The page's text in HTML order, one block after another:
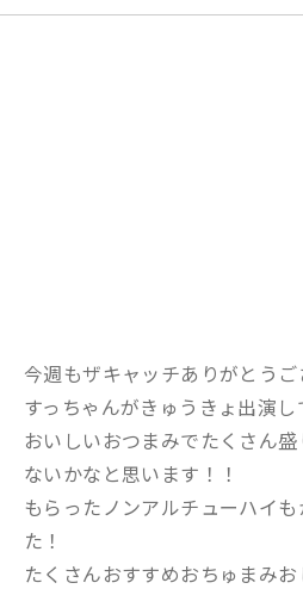
今週もザキャッチありがとうご
すっちゃんがきゅうきょ出演し
おいしいおつまみでたくさん
ないかなと思います！！
もらったノンアルチューハイ
た！
たくさんおすすめおちゅまみ